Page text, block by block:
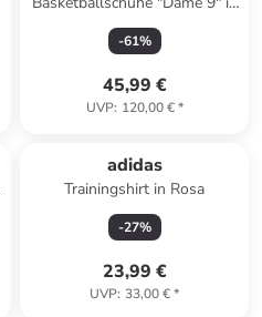
Khaki
-61%
45,99 €
UVP: 120,00 €*
adidas
Trainingshirt in Rosa
-27%
23,99 €
UVP: 33,00 €*